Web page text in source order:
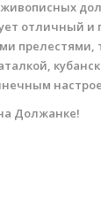
отличный
Должанке!